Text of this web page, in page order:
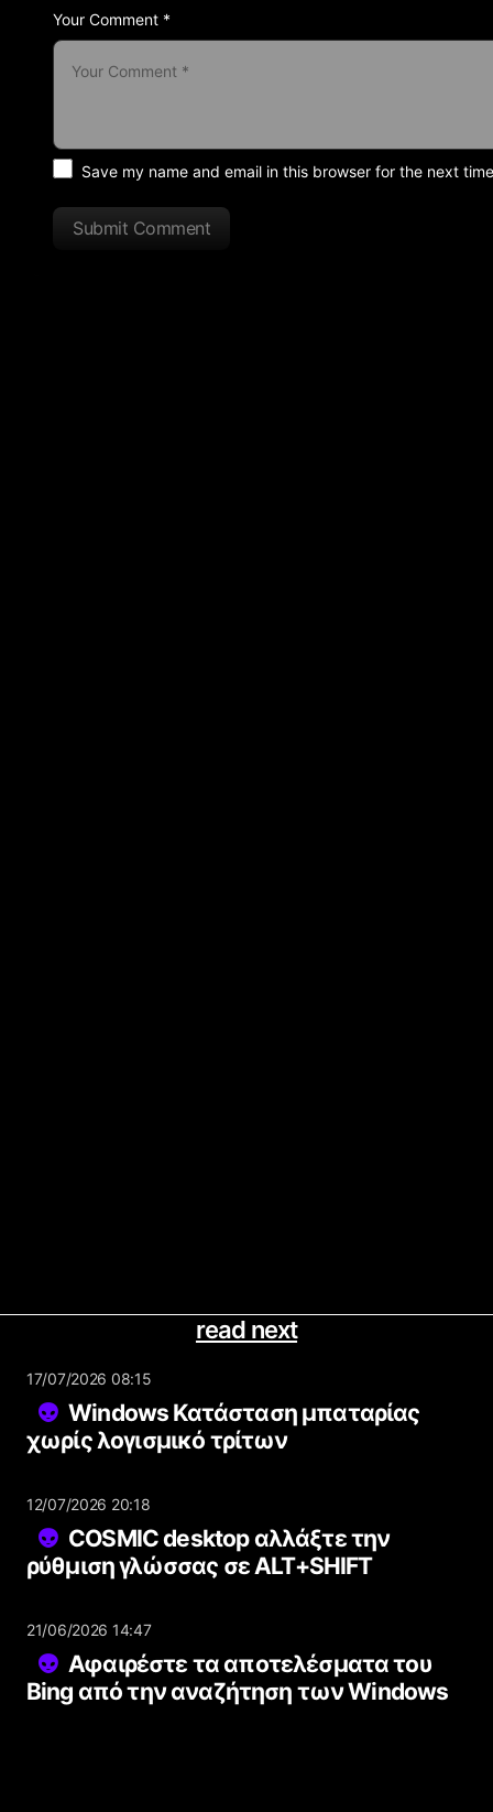
Your Comment *
Save my name and email in this browser for the next
Submit Comment
read next
17/07/2026 08:15
Windows Κατάσταση μπαταρίας
χωρίς λογισμικό τρίτων
12/07/2026 20:18
COSMIC desktop αλλάξτε την
ρύθμιση γλώσσας σε ALT+SHIFT
21/06/2026 14:47
Αφαιρέστε τα αποτελέσματα του
Bing από την αναζήτηση των Windows